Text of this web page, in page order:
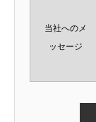
当社へのメ
ッセージ